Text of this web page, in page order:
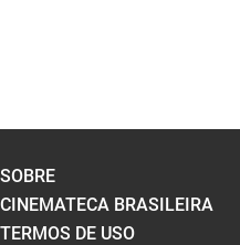
SOBRE
CINEMATECA BRASILEIRA
TERMOS DE USO